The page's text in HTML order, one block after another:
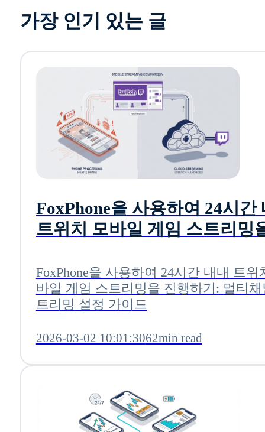
가장 인기 있는 글
FoxPhone을 사용하여 24시간
트위치 모바일 게임 스트리밍
이드
FoxPhone을 사용하여 24시간 내내 트위
바일 게임 스트리밍을 진행하기: 멀티
트리밍 설정 가이드
2026-03-02 10:01:3062min read